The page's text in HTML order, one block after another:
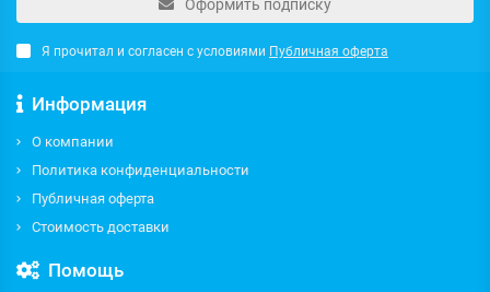
Оформить подписку
Я прочитал и согласен с условиями Публичная оферта
Информация
О компании
Политика конфиденциальности
Публичная оферта
Стоимость доставки
Помощь